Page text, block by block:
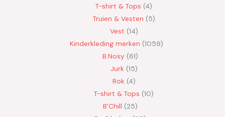
T-shirt & Tops 4
Truien & Vesten 5
Vest 14
Kinderkleding merken 1059
B.Nosy 61
Jurk 15
Rok 4
T-shirt & Tops 10
B'Chill 25